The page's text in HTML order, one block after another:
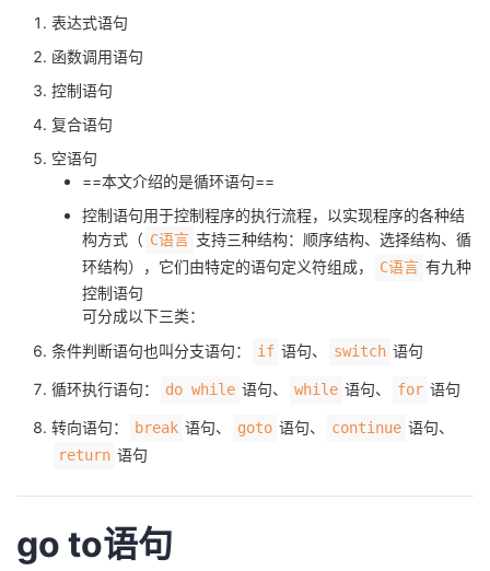
坛
圈
子
的
直
播
我
的
活
我
的
我
者
学
的
我
Programs
支
持
技
的
表达式语句
函数调用语句
控制语句
复合语句
空语句
==本文介绍的是循环语句==
控制语句用于控制程序的执行流程，以实现程序的各种结
构方式（ C语言 支持三种结构：顺序结构、选择结构、循
环结构），它们由特定的语句定义符组成，
C语言 有九种
控制语句
可分成以下三类：
条件判断语句也叫分支语句：
if 语句、 switch 语句
循环执行语句： do while 语句、 while 语句、 for 语句
转向语句： break 语句、 goto 语句、 continue 语句、
return 语句
go to语句